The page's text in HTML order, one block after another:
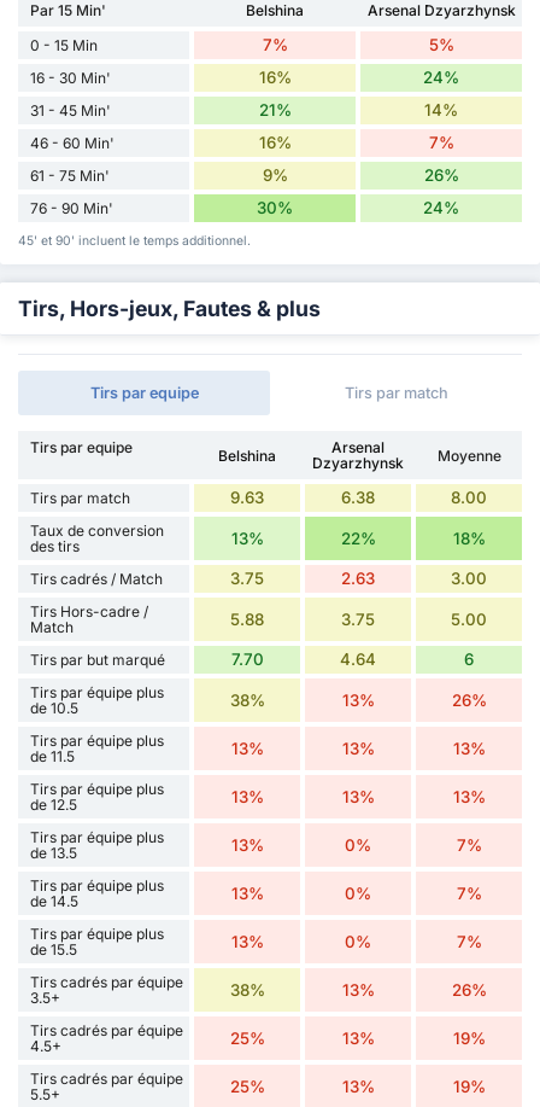
Par 15 Min' Belshina
Arsenal Dzyarzhynsk
0 - 15 Min
7% 5%
16 - 30 Min' 16% 24%
31 - 45 Min' 21% 14%
46 - 60 Min' 16% 7%
61 - 75 Min' 9% 26%
76 - 90 Min' 30% 24%
45' et 90' incluent le temps additionnel.
Tirs, Hors-jeux, Fautes & plus
Tirs par equipe Tirs par match
Tirs par equipe Belshina
Arsenal
Dzyarzhynsk
Moyenne
Tirs par match 9.63 6.38 8.00
Taux de conversion
des tirs
13% 22% 18%
Tirs cadrés / Match 3.75 2.63 3.00
Tirs Hors-cadre /
Match
5.88 3.75 5.00
Tirs par but marqué 7.70 4.64 6
Tirs par équipe plus
de 10.5
38% 13% 26%
Tirs par équipe plus
de 11.5
13% 13% 13%
Tirs par équipe plus
de 12.5
13% 13% 13%
Tirs par équipe plus
de 13.5
13% 0% 7%
Tirs par équipe plus
de 14.5
13% 0% 7%
Tirs par équipe plus
de 15.5
13% 0% 7%
Tirs cadrés par équipe
3.5+
38% 13% 26%
Tirs cadrés par équipe
4.5+
25% 13% 19%
Tirs cadrés par équipe
5.5+
25% 13% 19%